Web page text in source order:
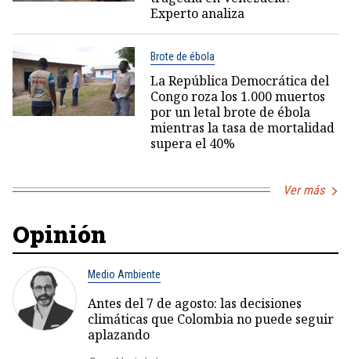
Experto analiza
Brote de ébola
La República Democrática del
Congo roza los 1.000 muertos
por un letal brote de ébola
mientras la tasa de mortalidad
supera el 40%
Ver más
Opinión
Medio Ambiente
Antes del 7 de agosto: las decisiones
climáticas que Colombia no puede seguir
aplazando